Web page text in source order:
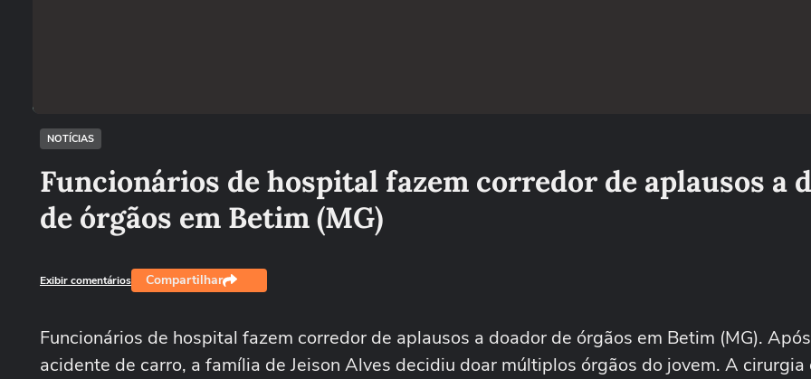
NOTÍCIAS
Funcionários de hospital fazem corredor de aplausos a
de órgãos em Betim (MG)
Exibir comentários Compartilhar
Funcionários de hospital fazem corredor de aplausos a doador de órgãos em Betim (MG).
acidente de carro, a família de Jeison Alves decidiu doar múltiplos órgãos do jovem. A cirurgia